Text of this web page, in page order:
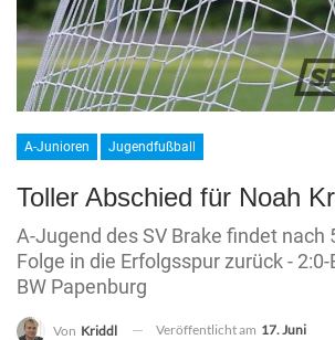
A-Junioren Jugendfußball
Toller Abschied für Noah
A-Jugend des SV Brake findet nach
Folge in die Erfolgsspur zurück -
BW Papenburg
Von Kriddl Veröffentlicht am 17. Juni